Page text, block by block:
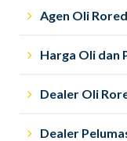
Agen Oli
Harga Oli dan
Dealer Oli
Dealer